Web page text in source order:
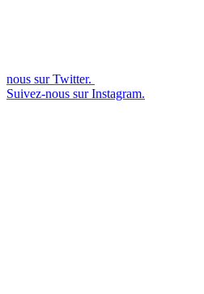
nous sur Twitter.
Suivez-nous sur Instagram.